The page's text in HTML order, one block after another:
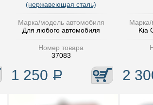
(нержавеющая сталь)
Марка/модель автомобиля
Для любого автомобиля
Номер товара
37083
1 250 Р
Марка/
Kia
2